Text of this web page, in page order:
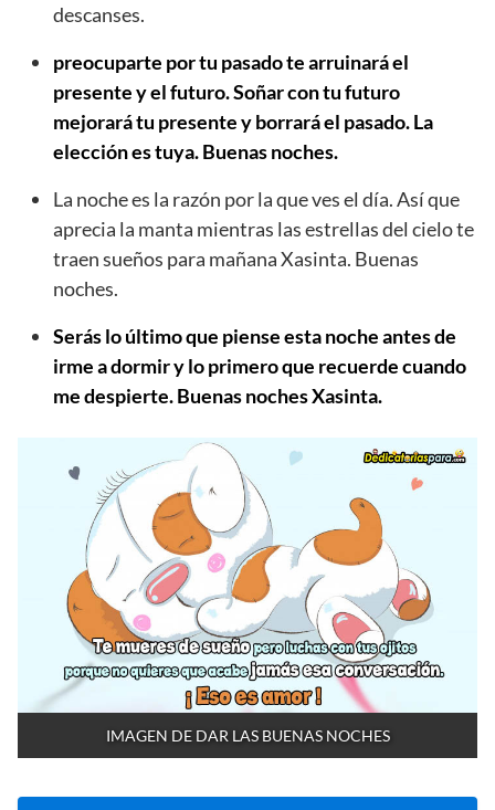
descanses.
preocuparte por tu pasado te arruinará el
presente y el futuro. Soñar con tu futuro
mejorará tu presente y borrará el pasado. La
elección es tuya. Buenas noches.
La noche es la razón por la que ves el día. Así que
aprecia la manta mientras las estrellas del cielo te
traen sueños para mañana Xasinta. Buenas
noches.
Serás lo último que piense esta noche antes de
irme a dormir y lo primero que recuerde cuando
me despierte. Buenas noches Xasinta.
IMAGEN DE DAR LAS BUENAS NOCHES